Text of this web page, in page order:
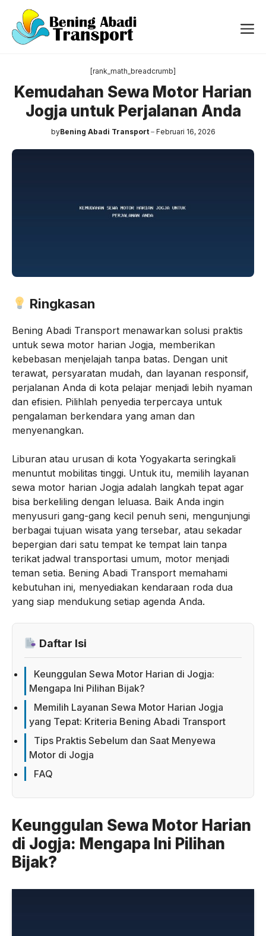
Langsung
[rank_math_breadcrumb]
Kemudahan Sewa Motor Harian
Jogja untuk Perjalanan Anda
byBening Abadi Transport Februari 16, 2026
Ringkasan
Bening Abadi Transport menawarkan solusi praktis
untuk sewa motor harian Jogja, memberikan
kebebasan menjelajah tanpa batas. Dengan unit
terawat, persyaratan mudah, dan layanan responsif,
perjalanan Anda di kota pelajar menjadi lebih nyaman
dan efisien. Pilihlah penyedia terpercaya untuk
pengalaman berkendara yang aman dan
menyenangkan.
Liburan atau urusan di kota Yogyakarta seringkali
menuntut mobilitas tinggi. Untuk itu, memilih layanan
sewa motor harian Jogja adalah langkah tepat agar
bisa berkeliling dengan leluasa. Baik Anda ingin
menyusuri gang-gang kecil penuh seni, mengunjungi
berbagai tujuan wisata yang tersebar, atau sekadar
bepergian dari satu tempat ke tempat lain tanpa
terikat jadwal transportasi umum, motor menjadi
teman setia. Bening Abadi Transport memahami
kebutuhan ini, menyediakan kendaraan roda dua
yang siap mendukung setiap agenda Anda.
Daftar Isi
Keunggulan Sewa Motor Harian di Jogja:
Mengapa Ini Pilihan Bijak?
Memilih Layanan Sewa Motor Harian Jogja
yang Tepat: Kriteria Bening Abadi Transport
Tips Praktis Sebelum dan Saat Menyewa
Motor di Jogja
FAQ
Keunggulan Sewa Motor Harian
di Jogja: Mengapa Ini Pilihan
Bijak?